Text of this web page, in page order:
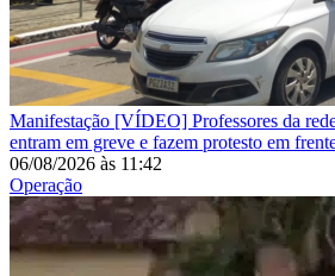
Manifestação [VÍDEO] Professores da
entram em greve e fazem protesto em
06/08/2026 às 11:42
Operação